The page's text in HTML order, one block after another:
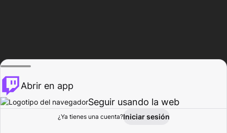
Explorar Actividad
Abrir en app
Seguir usando la web
¿Ya tienes una cuenta?Iniciar sesión